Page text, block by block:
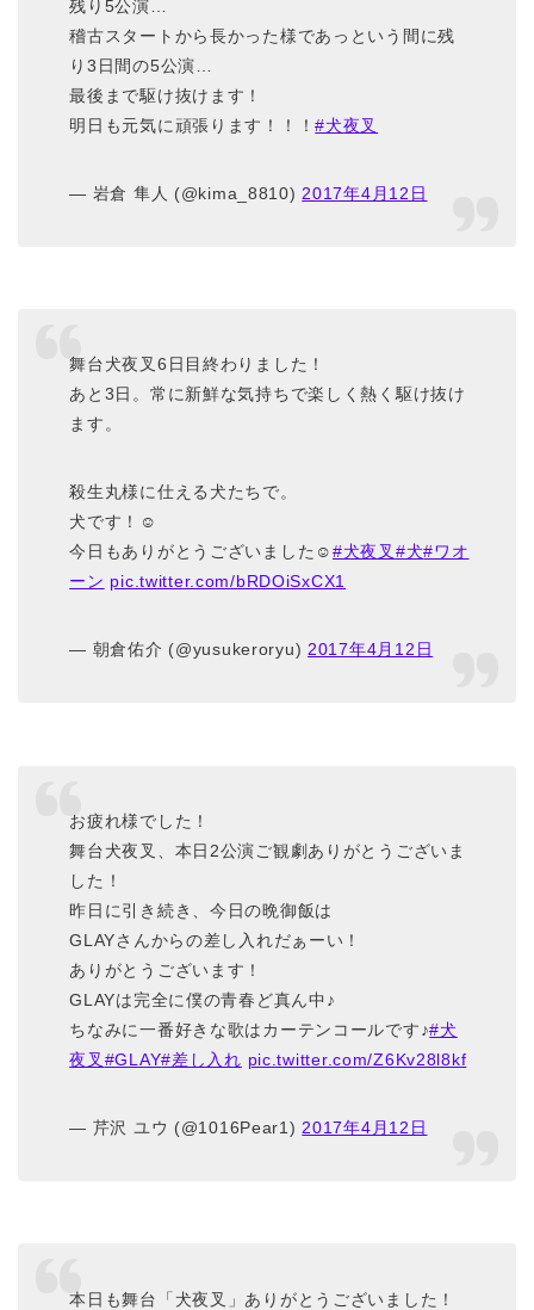
残り5公演…
稽古スタートから長かった様であっという間に残
り3日間の5公演…
最後まで駆け抜けます！
明日も元気に頑張ります！！！#犬夜叉
— 岩倉 隼人 (@kima_8810) 2017年4月12日
舞台犬夜叉6日目終わりました！
あと3日。常に新鮮な気持ちで楽しく熱く駆け抜け
ます。
殺生丸様に仕える犬たちで。
犬です！☺︎
今日もありがとうございました☺︎#犬夜叉 #犬#ワオ
ーン pic.twitter.com/bRDOiSxCX1
— 朝倉佑介 (@yusukeroryu)2017年4月12日
お疲れ様でした！
舞台犬夜叉、本日2公演ご観劇ありがとうございま
した！
昨日に引き続き、今日の晩御飯は
GLAYさんからの差し入れだぁーい！
ありがとうございます！
GLAYは完全に僕の青春ど真ん中♪
ちなみに一番好きな歌はカーテンコールです♪#犬
夜叉 #GLAY#差し入れ pic.twitter.com/Z6Kv28l8kf
— 芹沢 ユウ (@1016Pear1) 2017年4月12日
本日も舞台「犬夜叉」ありがとうございました！